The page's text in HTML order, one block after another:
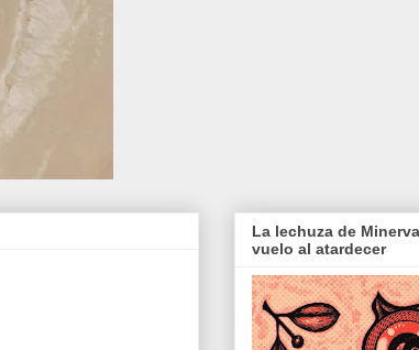
La lechuza de
vuelo al atardecer